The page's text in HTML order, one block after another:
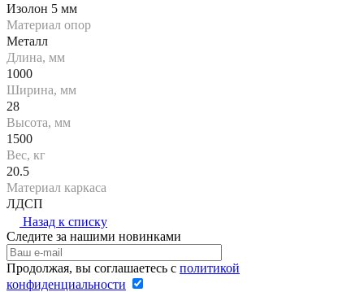
Изолон 5 мм
Материал опор
Металл
Длина, мм
1000
Ширина, мм
28
Высота, мм
1500
Вес, кг
20.5
Материал каркаса
ЛДСП
Назад к списку
Следите за нашими новинками
Продолжая, вы соглашаетесь с политикой
конфиденциальности